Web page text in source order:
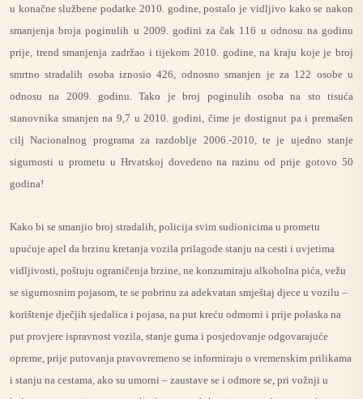
u konačne službene podatke 2010. godine, postalo je vidljivo kako se nakon
smanjenja broja poginulih u 2009. godini za čak 116 u odnosu na godinu
prije, trend smanjenja zadržao i tijekom 2010. godine, na kraju koje je broj
smrtno stradalih osoba iznosio 426, odnosno smanjen je za 122 osobe u
odnosu na 2009. godinu. Tako je broj poginulih osoba na sto tisuća
stanovnika smanjen na 9,7 u 2010. godini, čime je dostignut pa i premašen
cilj Nacionalnog programa za razdoblje 2006.-2010, te je ujedno stanje
sigurnosti u prometu u Hrvatskoj dovedeno na razinu od prije gotovo 50
godina!
Kako bi se smanjio broj stradalih, policija svim sudionicima u prometu
upućuje apel da brzinu kretanja vozila prilagode stanju na cesti i uvjetima
vidljivosti, poštuju ograničenja brzine, ne konzumiraju alkoholna pića, vežu
se sigurnosnim pojasom, te se pobrinu za adekvatan smještaj djece u vozilu –
korištenje dječjih sjedalica i pojasa, na put kreću odmorni i prije polaska na
put provjere ispravnost vozila, stanje guma i posjedovanje odgovarajuće
opreme, prije putovanja pravovremeno se informiraju o vremenskim prilikama
i stanju na cestama, ako su umorni – zaustave se i odmore se, pri vožnji u